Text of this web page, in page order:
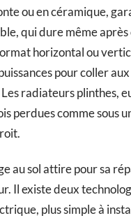
ou en céramique,
qui dure même après
horizontal ou
pour coller
radiateurs plinthes,
perdues comme sous
au sol attire pour sa
Il existe deux
plus simple à